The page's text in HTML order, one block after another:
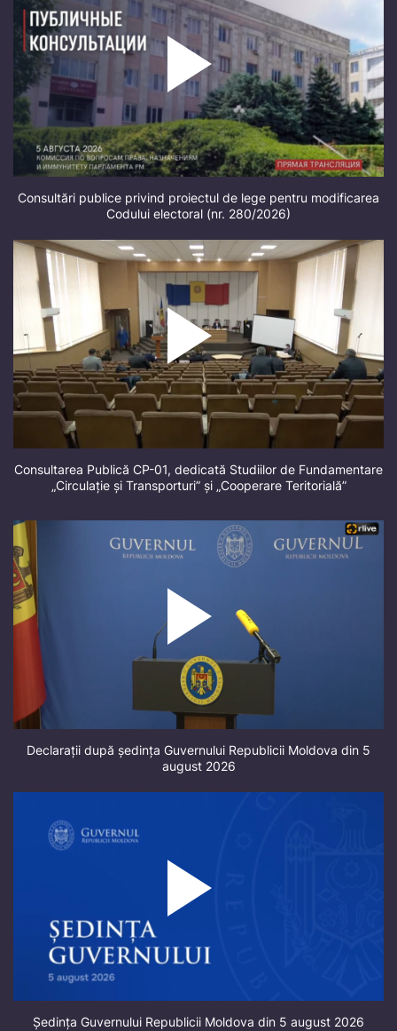
Consultări publice privind proiectul de lege pentru modificarea
Codului electoral (nr. 280/2026)
Consultarea Publică CP-01, dedicată Studiilor de Fundamentare
„Circulație și Transporturi” și „Cooperare Teritorială”
Declarații după ședința Guvernului Republicii Moldova din 5
august 2026
Ședința Guvernului Republicii Moldova din 5 august 2026